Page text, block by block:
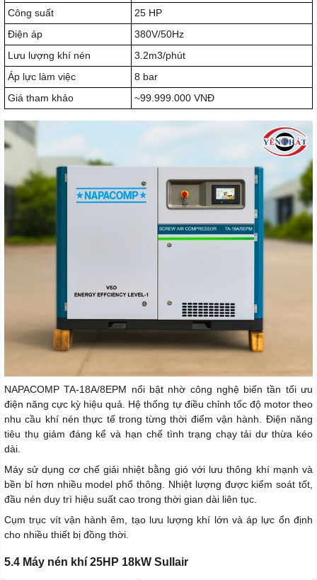
Công suất
25 HP
Điện áp
380V/50Hz
Lưu lượng khí nén
3.2m3/phút
Áp lực làm việc
8 bar
Giá tham khảo
~99.999.000 VNĐ
NAPACOMP TA-18A/8EPM nổi bật nhờ công nghệ biến tần tối ưu
điện năng cực kỳ hiệu quả. Hệ thống tự điều chỉnh tốc độ motor theo
nhu cầu khí nén thực tế trong từng thời điểm vận hành. Điện năng
tiêu thụ giảm đáng kể và hạn chế tình trạng chạy tải dư thừa kéo
dài.
Máy sử dụng cơ chế giải nhiệt bằng gió với lưu thông khí mạnh và
bền bỉ hơn nhiều model phổ thông. Nhiệt lượng được kiểm soát tốt,
đầu nén duy trì hiệu suất cao trong thời gian dài liên tục.
Cụm trục vít vận hành êm, tạo lưu lượng khí lớn và áp lực ổn định
cho nhiều thiết bị đồng thời.
5.4 Máy nén khí 25HP 18kW Sullair